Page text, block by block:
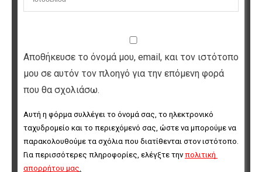
Αποθήκευσε το όνομά μου, email, και τον ιστότοπο
μου σε αυτόν τον πλοηγό για την επόμενη φορά
που θα σχολιάσω.
Αυτή η φόρμα συλλέγει το όνομά σας, το ηλεκτρονικό
ταχυδρομείο και το περιεχόμενό σας, ώστε να μπορούμε να
παρακολουθούμε τα σχόλια που διατίθενται στον ιστότοπο.
Για περισσότερες πληροφορίες, ελέγξτε την πολιτική
απορρήτου μας.